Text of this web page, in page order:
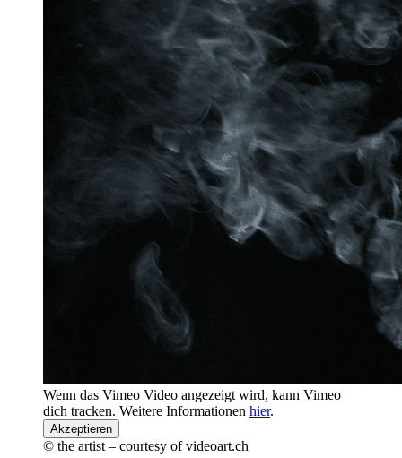
Wenn das Vimeo Video angezeigt wird, kann Vimeo
dich tracken. Weitere Informationen hier.
Akzeptieren
© the artist – courtesy of videoart.ch